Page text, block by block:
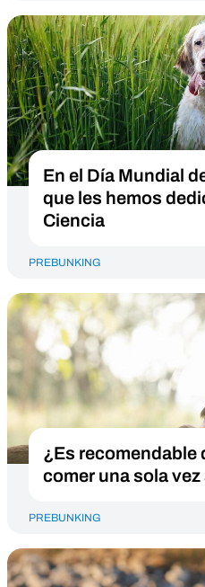
En el Día Mundial
que les hemos
Ciencia
PREBUNKING
¿Es recomendable
comer una sola vez
PREBUNKING